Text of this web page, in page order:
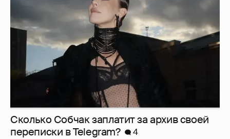
Сколько Собчак заплатит за архив своей
перeписки в Telegram?
4